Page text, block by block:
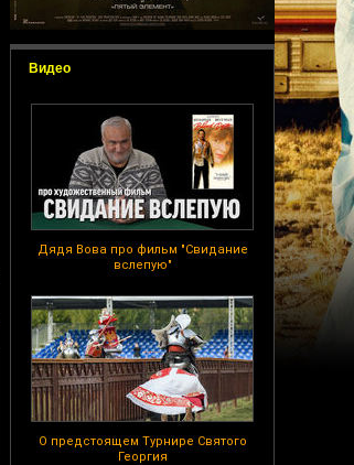
Видео
Дядя Вова про фильм "Свидание
вслепую"
О предстоящем Турнире Святого
Георгия